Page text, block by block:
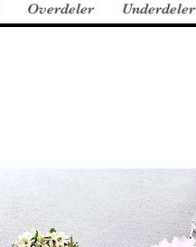
Overdeler Underdeler